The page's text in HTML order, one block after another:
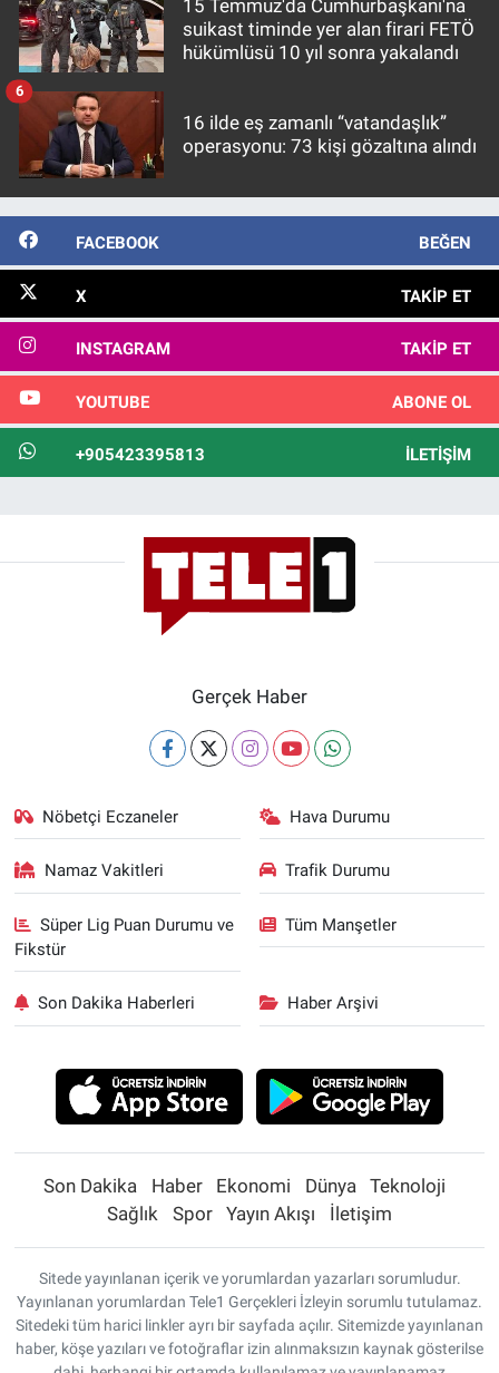
15 Temmuz'da Cumhurbaşkanı'na
suikast timinde yer alan firari FETÖ
hükümlüsü 10 yıl sonra yakalandı
16 ilde eş zamanlı “vatandaşlık”
operasyonu: 73 kişi gözaltına alındı
6
FACEBOOK BEĞEN
X TAKIP ET
INSTAGRAM TAKIP ET
YOUTUBE ABONE OL
+905423395813 İLETIŞIM
Gerçek Haber
Nöbetçi Eczaneler Hava Durumu
Namaz Vakitleri Trafik Durumu
Süper Lig Puan Durumu ve
Fikstür
Tüm Manşetler
Son Dakika Haberleri Haber Arşivi
Son Dakika Haber Ekonomi Dünya
Teknoloji
Sağlık
Spor Yayın Akışı İletişim
Sitede yayınlanan içerik ve yorumlardan yazarları sorumludur.
Yayınlanan yorumlardan Tele1 Gerçekleri İzleyin sorumlu tutulamaz.
Sitedeki tüm harici linkler ayrı bir sayfada açılır. Sitemizde yayınlanan
haber, köşe yazıları ve fotoğraflar izin alınmaksızın kaynak gösterilse